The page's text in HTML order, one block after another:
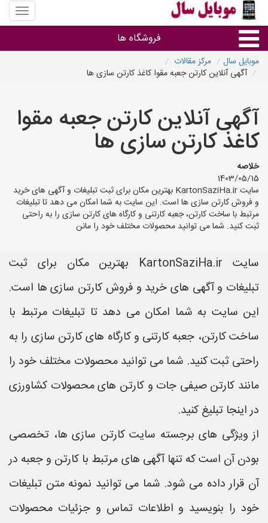
منوی
سایت
سال
فروشگاه ها
موبایل و تبلت
سایر گروه ها
فروشگاه های موبایل
موبایل سال
مرکز مقالات
آگهی آنلاین کارتن جعبه مقوا کاغذ کارتن سازی ها
آگهی آنلاین کارتن جعبه مقوا
کاغذ کارتن سازی ها
خلاصه
1403/05/15
سایت KartonSaziHa.ir بهترین مکان برای ثبت تبلیغات و آگهی های خرید
و فروش کارتن سازی ها است. این سایت به شما امکان می دهد تا تبلیغات
مرتبط با ساخت کارتن، جعبه کارتنی و کارگاه های کارتن سازی را به راحتی
ثبت کنید. شما می توانید محصولات مختلف خود را مانن
سایت KartonSaziHa.ir بهترین مکان برای ثبت
تبلیغات و آگهی های خرید و فروش کارتن سازی ها است.
این سایت به شما امکان می دهد تا تبلیغات مرتبط با
ساخت کارتن، جعبه کارتنی و کارگاه های کارتن سازی را به
راحتی ثبت کنید. شما می توانید محصولات مختلف خود را
مانند کارتن صیفی جات و کارتن های محصولات کشاورزی
در اینجا تبلیغ کنید.
از ویژگی های برجسته سایت کارتن سازی ها، تخصصی
بودن آن است که تنها آگهی های مرتبط با کارتن و جعبه در
آن قرار داده می شود. شما می توانید نمونه متن تبلیغات
خود را بنویسید و اطلاعات تماس و جزئیات محصولات